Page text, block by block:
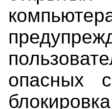
опасных
блокировка